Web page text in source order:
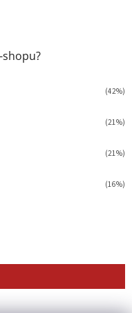
(42%)
(21%)
(21%)
(16%)